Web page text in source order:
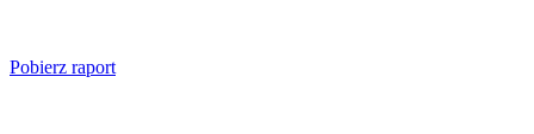
Pobierz raport